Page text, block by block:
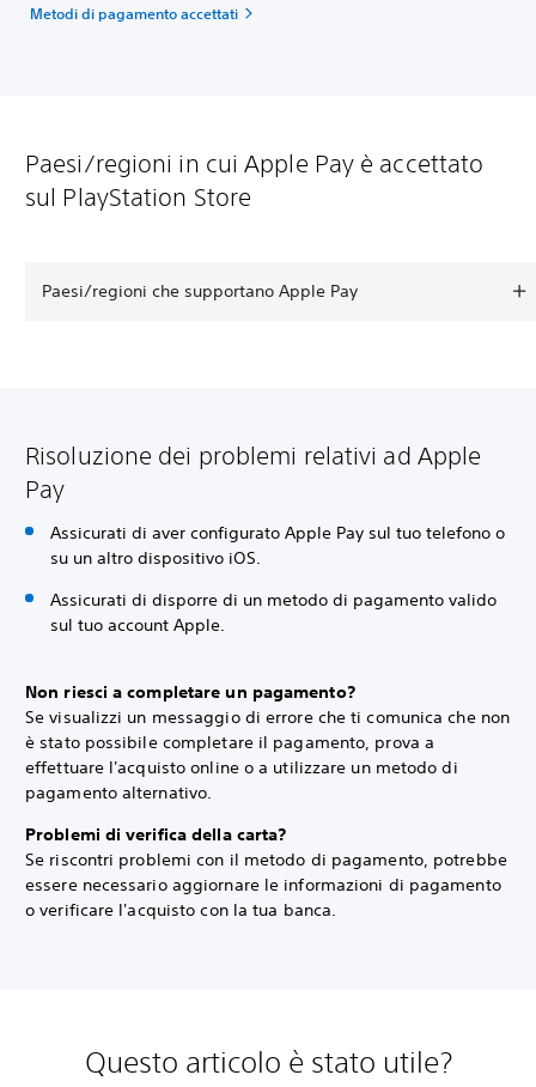
Metodi di pagamento accettati
Paesi/regioni in cui Apple Pay è accettato
sul PlayStation Store
Paesi/regioni che supportano Apple Pay
Risoluzione dei problemi relativi ad Apple
Pay
Assicurati di aver configurato Apple Pay sul tuo telefono o
su un altro dispositivo iOS.
Assicurati di disporre di un metodo di pagamento valido
sul tuo account Apple.
Non riesci a completare un pagamento?
Se visualizzi un messaggio di errore che ti comunica che non
è stato possibile completare il pagamento, prova a
effettuare l'acquisto online o a utilizzare un metodo di
pagamento alternativo.
Problemi di verifica della carta?
Se riscontri problemi con il metodo di pagamento, potrebbe
essere necessario aggiornare le informazioni di pagamento
o verificare l'acquisto con la tua banca.
Questo articolo è stato utile?